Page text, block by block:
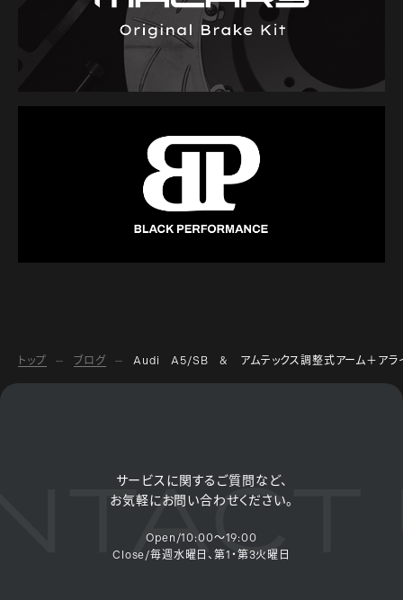
トップ ブログ Audi A5/SB & アムテックス調整式アーム＋アライ
サービスに関するご質問など、
お気軽にお問い合わせください。
Open/10:00～19:00
Close/毎週水曜日、第1・第3火曜日